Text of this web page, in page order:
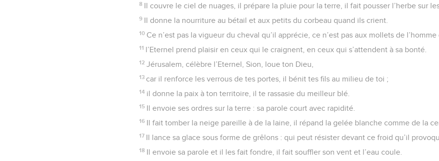
8 Il couvre le ciel de nuages, il prépare la pluie pour la terre, il fait pousser l’herbe sur
9 Il donne la nourriture au bétail et aux petits du corbeau quand ils crient.
10 Ce n’est pas la vigueur du cheval qu’il apprécie, ce n’est pas aux mollets de l’homme
11 l’Eternel prend plaisir en ceux qui le craignent, en ceux qui s’attendent à sa bonté.
12 Jérusalem, célèbre l’Eternel, Sion, loue ton Dieu,
13 car il renforce les verrous de tes portes, il bénit tes fils au milieu de toi ;
14 il donne la paix à ton territoire, il te rassasie du meilleur blé.
15 Il envoie ses ordres sur la terre : sa parole court avec rapidité.
16 Il fait tomber la neige pareille à de la laine, il répand la gelée blanche comme de la
17 Il lance sa glace sous forme de grêlons : qui peut résister devant ce froid qu’il
18 Il envoie sa parole et il les fait fondre, il fait souffler son vent et l’eau coule.